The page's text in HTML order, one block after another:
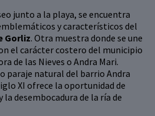
junto a la playa, se encuentra
y característicos del
Gorliz. Otra muestra donde se une
el carácter costero del municipio
de las Nieves o Andra Mari.
paraje natural del barrio Andra
XI ofrece la oportunidad de
desembocadura de la ría de